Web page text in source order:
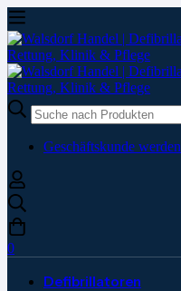
Suche
nach:
Geschäftskunde werden
0
Defibrillatoren